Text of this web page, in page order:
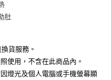
台中商業銀行
永豐商業銀行
中國信託商業銀行
肚
貨服務。
使用，不含在此商品內。
燈光及個人電腦或手機螢幕顯